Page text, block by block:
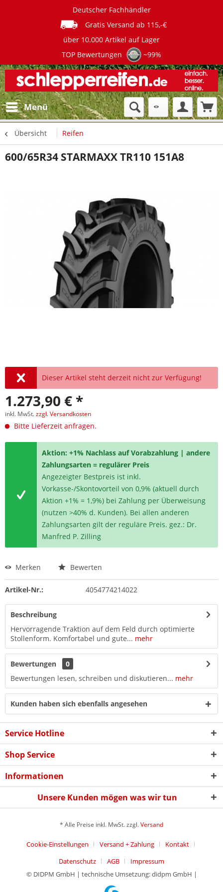
Deutscher Fachhändler
Gratis Versand ab 115,-€
über 10.000 Artikel auf Lager
TOP Bewertungen
~99%
Menü
Übersicht Reifen
600/65R34 STARMAXX TR110 151A8
Dieser Artikel steht derzeit nicht zur Verfügung!
1.273,90 € *
inkl. MwSt.zzgl. Versandkosten
Bitte Lieferzeit anfragen.
Aktion: +1% Nachlass auf Vorabzahlung | andere
Zahlungsarten = regulärer Preis
Angezeigter Bestpreis ist inkl.
Vorkasse-/Skontovorteil von 0,9% (aktuell durch
Aktion +1% = 1,9%) bei Zahlung per Überweisung
(nutzen >40% d. Kunden). Bei allen anderen
Zahlungsarten gilt der reguläre Preis. gez.: Dr.
Manfred P. Zilling
Merken Bewerten
Artikel-Nr.: 4054774214022
Beschreibung
Hervorragende Traktion auf dem Feld durch optimierte
Stollenform. Komfortabel und gute... mehr
Bewertungen
0
Bewertungen lesen, schreiben und diskutieren... mehr
Kunden haben sich ebenfalls angesehen
Service Hotline
Shop Service
Informationen
Unsere Kunden mögen was wir tun
* Alle Preise inkl. MwSt. zzgl.Versand
Cookie-Einstellungen Versand + Zahlung
Kontakt
Datenschutz
AGB
Impressum
© DIDPM GmbH | technische Umsetzung: didpm GmbH |